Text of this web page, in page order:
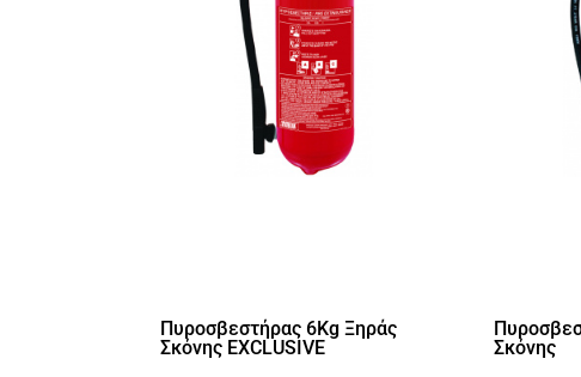
Πυροσβεστήρας 6Kg Ξηράς
Σκόνης EXCLUSIVE
Σκόνης